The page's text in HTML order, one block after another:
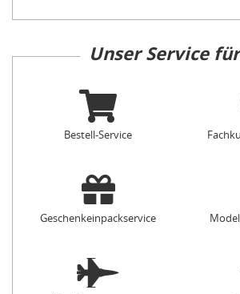
Unser Service
Bestell-Service
Geschenkeinpackservice